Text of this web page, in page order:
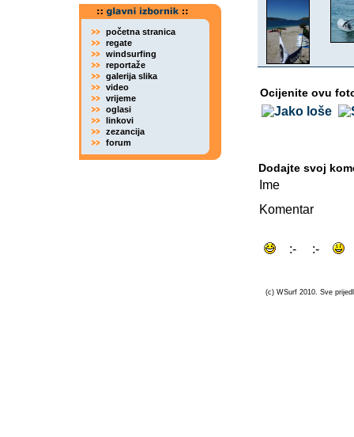
početna stranica
regate
windsurfing
reportaže
galerija slika
video
vrijeme
oglasi
linkovi
zezancija
forum
Ocijenite ovu
Dodajte svoj
Ime
Komentar
(c) WSurf 2010. Sve